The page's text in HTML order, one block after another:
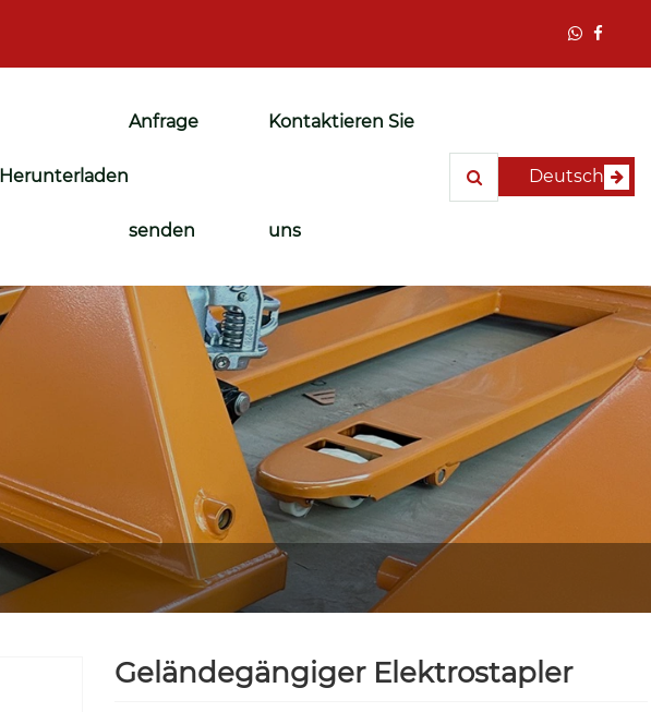
Herunterladen
Anfrage
senden
Kontaktieren Sie
uns
Deutsch
Geländegängiger Elektrostapler